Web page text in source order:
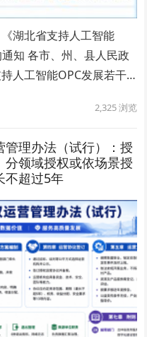
湖北省支持人工智能
知 各市、州、县人民政
人工智能OPC发展若干…
2,325浏览
理办法（试行）：授
领域授权或依场景授
不超过5年